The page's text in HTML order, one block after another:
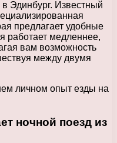
Эдинбург. Известный
предлагает удобные
работает медленнее,
вам возможность
между двумя
личном опыт езды на
ночной поезд из